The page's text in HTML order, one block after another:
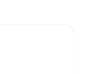
di Terusan Korintus
kecil ini
yang terdaftar di